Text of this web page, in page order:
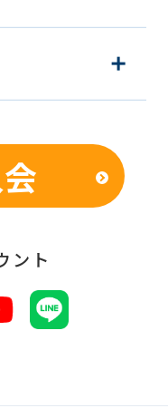
加工したうえ
成、活用、公
りした個人情
正な管理に努
管理のために
いては、本プ
ント